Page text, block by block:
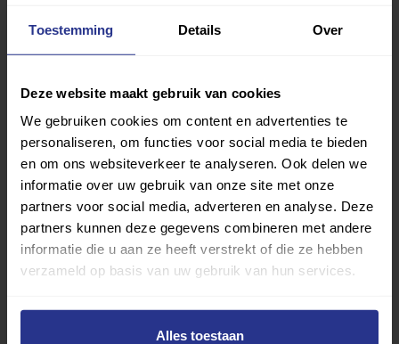
Toestemming Details Over
Deze website maakt gebruik van cookies
We gebruiken cookies om content en advertenties te
personaliseren, om functies voor social media te bieden
en om ons websiteverkeer te analyseren. Ook delen we
informatie over uw gebruik van onze site met onze
partners voor social media, adverteren en analyse. Deze
partners kunnen deze gegevens combineren met andere
informatie die u aan ze heeft verstrekt of die ze hebben
verzameld op basis van uw gebruik van hun services.
Alles toestaan